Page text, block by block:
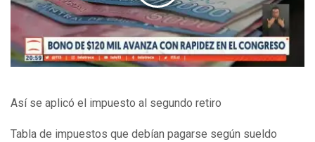
Así se aplicó el impuesto al segundo retiro
Tabla de impuestos que debían pagarse según sueldo